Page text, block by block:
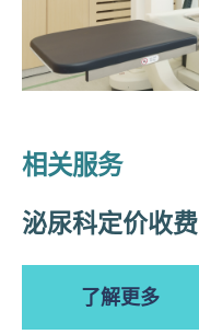
相关服务
泌尿科定价收费
了解更多